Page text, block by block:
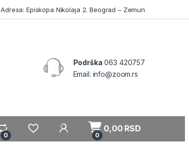
Adresa: Episkopa Nikolaja 2. Beograd – Zemun
Podrška 063 420757
Email: info@zoom.rs
0
My Account
0
0,00RSD